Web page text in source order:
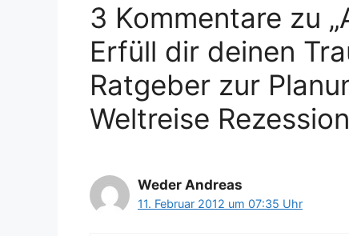
3 Kommentare zu
Erfüll dir deinen
Ratgeber zur
Weltreise
Weder Andreas
11. Februar 2012 um 07:35 Uhr